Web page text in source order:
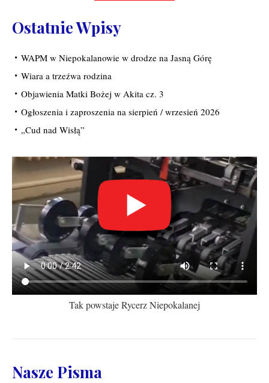
Ostatnie Wpisy
WAPM w Niepokalanowie w drodze na Jasną Górę
Wiara a trzeźwa rodzina
Objawienia Matki Bożej w Akita cz. 3
Ogłoszenia i zaproszenia na sierpień / wrzesień 2026
„Cud nad Wisłą”
Tak powstaje Rycerz Niepokalanej
Nasze Pisma